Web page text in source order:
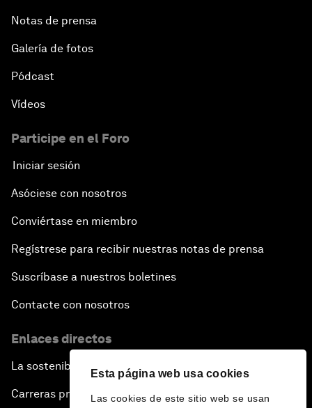
Esta página web usa cookies
Las cookies de este sitio web se usan
Notas de prensa
Galería de fotos
Pódcast
Vídeos
Participe en el Foro
Iniciar sesión
Asóciese con nosotros
Conviértase en miembro
Regístrese para recibir nuestras notas de prensa
Suscríbase a nuestros boletines
Contacte con nosotros
Enlaces directos
La sostenibilidad en el Foro
Carreras profesionales